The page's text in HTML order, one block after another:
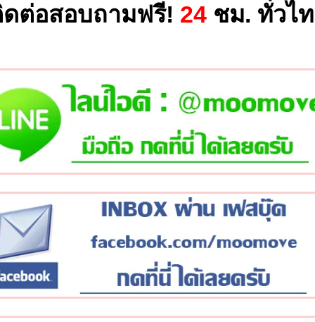
ต่อสอบถามฟรี! 24ชม. ทั่วไ